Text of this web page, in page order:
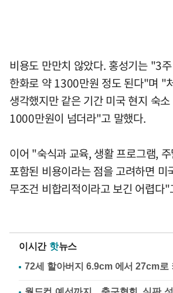
비용도 만만치 않았다. 홍성기는 "3
한화로 약 1300만원 정도 된다"며 "
생각했지만 같은 기간 미국 현지 숙
1000만원이 넘더라"고 말했다.
이어 "숙식과 교육, 생활 프로그램,
포함된 비용이라는 점을 고려하면 미
무조건 비합리적이라고 보긴 어렵다
이시간 핫뉴스